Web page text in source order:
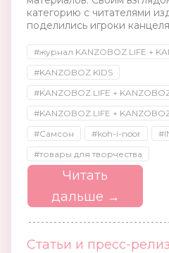
категорию с читателями
поделились игроки
#журнал KANZOBOZ.LIFE +
#KANZOBOZ.KIDS
#KANZOBOZ.LIFE +
#KANZOBOZ.LIFE +
#Самсон
#koh-i-noor
#товары для творчества
Читать
дальше →
Статьи и пресс-